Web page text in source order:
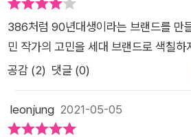
이 죽는 노동 현실 등 앞서 다룬 문제들
제, 바로 시민인 우리의 역할과 책임에
리 탓이 맞아. 우리가 만든 세상이야”라는
어즈(Years and Years)〉의 대사를 인
리의 책임을 묻는다. 지난해 잇따른 과
사의 열악한 노동환경 뒤에 낮은 택배비
386처럼 90년대생이라는 브랜드를 만
민 작가의 고민을 세대 브랜드로 색칠하
공감 (2) 댓글 (0)
leonjung 2021-05-05